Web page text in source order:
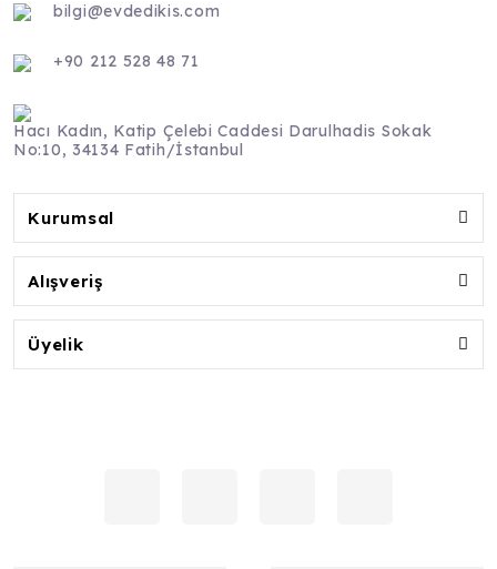
bilgi@evdedikis.com
+90 212 528 48 71
Hacı Kadın, Katip Çelebi Caddesi Darulhadis Sokak
No:10, 34134 Fatih/İstanbul
Kurumsal
Alışveriş
Üyelik